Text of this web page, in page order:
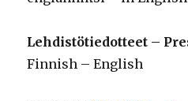
Lehdistötiedotteet –
Finnish – English